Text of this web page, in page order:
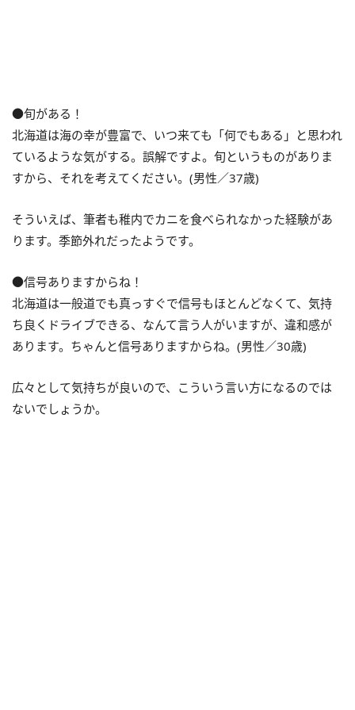
●旬がある！
北海道は海の幸が豊富で、いつ来ても「何でもある」と思われ
ているような気がする。誤解ですよ。旬というものがありま
すから、それを考えてください。(男性／37歳)
そういえば、筆者も稚内でカニを食べられなかった経験があ
ります。季節外れだったようです。
●信号ありますからね！
北海道は一般道でも真っすぐで信号もほとんどなくて、気持
ち良くドライブできる、なんて言う人がいますが、違和感が
あります。ちゃんと信号ありますからね。(男性／30歳)
広々として気持ちが良いので、こういう言い方になるのでは
ないでしょうか。